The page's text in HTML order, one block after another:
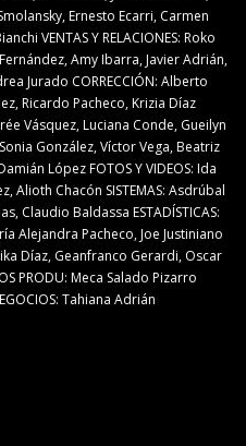
Ernesto Ecarri, Carmen
VENTAS Y RELACIONES: Roko
Amy Ibarra, Javier Adrián,
Jurado CORRECCIÓN: Alberto
Ricardo Pacheco, Krizia Díaz
Vásquez, Luciana Conde, Gueilyn
González, Víctor Vega, Beatriz
López FOTOS Y VIDEOS: Ida
Alioth Chacón SISTEMAS: Asdrúbal
Claudio Baldassa ESTADÍSTICAS:
Alejandra Pacheco, Joe Justiniano
Díaz, Geanfranco Gerardi, Oscar
PRODU: Meca Salado Pizarro
Tahiana Adrián